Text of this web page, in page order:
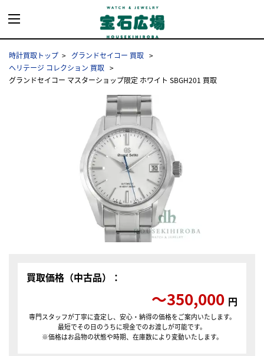
時計買取トップ
グランドセイコー 買取
ヘリテージ コレクション 買取
グランドセイコー マスターショップ限定 ホワイト SBGH201 買取
買取価格（中古品）：
〜350,000 円
専門スタッフが丁寧に査定し、安心・納得の価格をご案内いたします。
最短でその日のうちに現金でのお渡しが可能です。
※価格はお品物の状態や時期、在庫数により変動いたします。